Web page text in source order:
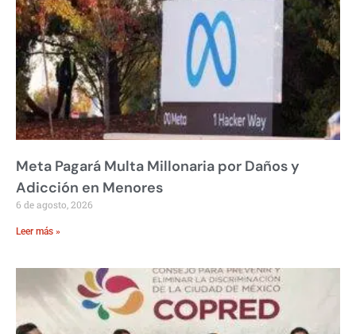
Meta Pagará Multa Millonaria por Daños y
Adicción en Menores
6 de agosto, 2026
Leer más »